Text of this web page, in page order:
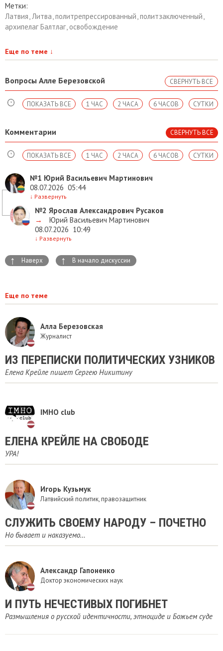
Метки:
Латвия Литва политрепрессированный политзаключенный
архипелаг Балтлаг освобождение
Еще по теме ↓
Вопросы Алле Березовской СВЕРНУТЬ ВСЕ
СУТКИ
6 ЧАСОВ
2 ЧАСА
1 ЧАС
ПОКАЗАТЬ ВСЕ
Комментарии СВЕРНУТЬ ВСЕ
СУТКИ
6 ЧАСОВ
2 ЧАСА
1 ЧАС
ПОКАЗАТЬ ВСЕ
№1 Юрий Васильевич Мартинович
08.07.2026 05:44
↓ Развернуть
№2 Ярослав Александрович Русаков
→
Юрий Васильевич Мартинович
08.07.2026 10:49
↓ Развернуть
↑ Наверх ↑ В начало дискуссии
Еще по теме
Алла Березовская
Журналист
ИЗ ПЕРЕПИСКИ ПОЛИТИЧЕСКИХ УЗНИКОВ
Елена Крейле пишет Сергею Никитину
IMHO club
ЕЛЕНА КРЕЙЛЕ НА СВОБОДЕ
УРА!
Игорь Кузьмук
Латвийский политик, правозащитник
СЛУЖИТЬ СВОЕМУ НАРОДУ – ПОЧЕТНО
Но бывает и наказуемо…
Александр Гапоненко
Доктор экономических наук
И ПУТЬ НЕЧЕСТИВЫХ ПОГИБНЕТ
Размышления о русской идентичности, этноциде и Божьем суде